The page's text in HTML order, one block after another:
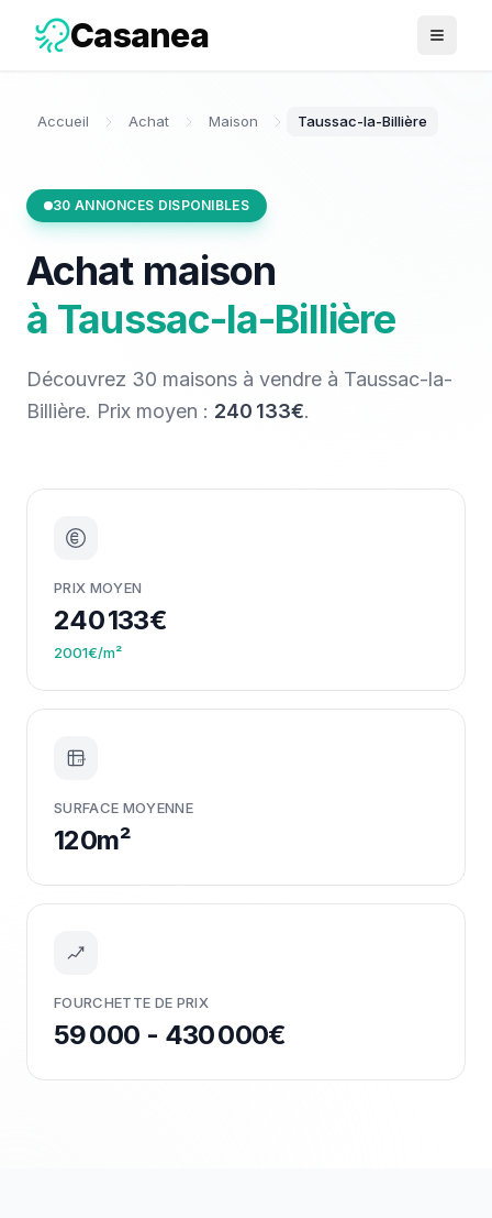
Casanea Ouvrir
Accueil Achat Maison Taussac-la-Billière
30 ANNONCES DISPONIBLES
Achat maison
à Taussac-la-Billière
Découvrez 30 maisons à vendre à Taussac-la-
Billière. Prix moyen : 240 133€.
PRIX MOYEN
240 133€
2001€/m²
m²
SURFACE MOYENNE
120m²
FOURCHETTE DE PRIX
59 000 - 430 000€